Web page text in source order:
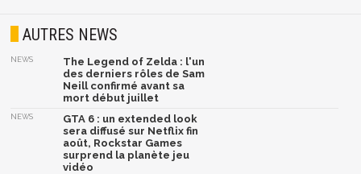
AUTRES NEWS
NEWS
The Legend of Zelda : l'un
des derniers rôles de Sam
Neill confirmé avant sa
mort début juillet
NEWS
GTA 6 : un extended look
sera diffusé sur Netflix fin
août, Rockstar Games
surprend la planète jeu
vidéo